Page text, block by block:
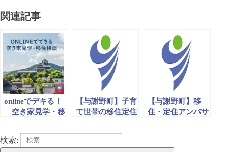
関連記事
onlineでデキる！
空き家見学・移
【与謝野町】子育
て世帯の移住定住
【与謝野町】移
住・定住アンバサ
検索: